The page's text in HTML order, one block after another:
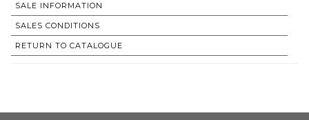
SALE INFORMATION
SALES CONDITIONS
RETURN TO CATALOGUE